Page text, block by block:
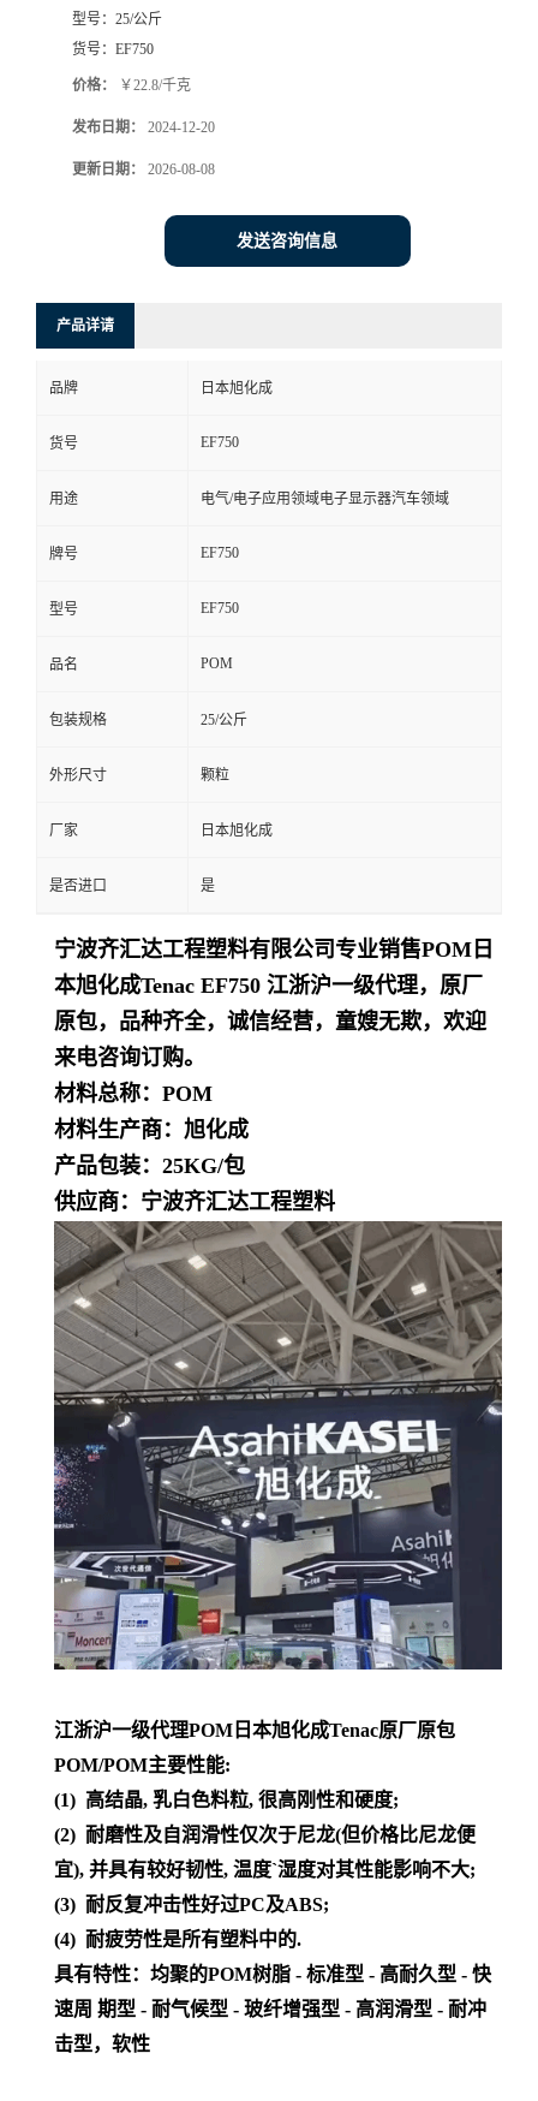
型号： 25/公斤
货号： EF750
价格： ￥22.8/千克
发布日期： 2024-12-20
更新日期： 2026-08-08
发送咨询信息
产品详请
品牌 日本旭化成
货号 EF750
用途 电气/电子应用领域电子显示器汽车领域
牌号 EF750
型号 EF750
品名 POM
包装规格 25/公斤
外形尺寸 颗粒
厂家 日本旭化成
是否进口 是
宁波齐汇达工程塑料有限公司专业销售POM日
本旭化成Tenac EF750 江浙沪一级代理，原厂
原包，品种齐全，诚信经营，童嫂无欺，欢迎
来电咨询订购。
材料总称：POM
材料生产商：旭化成
产品包装：25KG/包
供应商：宁波齐汇达工程塑料
江浙沪一级代理POM日本旭化成Tenac原厂原包
POM/POM主要性能:
(1) 高结晶, 乳白色料粒, 很高刚性和硬度;
(2) 耐磨性及自润滑性仅次于尼龙(但价格比尼龙便
宜), 并具有较好韧性, 温度`湿度对其性能影响不大;
(3) 耐反复冲击性好过PC及ABS;
(4) 耐疲劳性是所有塑料中的.
具有特性：均聚的POM树脂 - 标准型 - 高耐久型 - 快
速周 期型 - 耐气候型 - 玻纤增强型 - 高润滑型 - 耐冲
击型，软性